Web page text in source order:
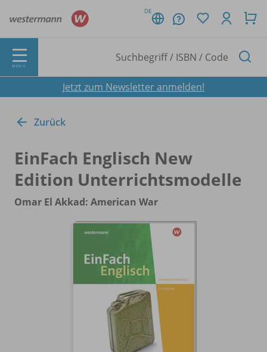
DE
MENÜ
Jetzt zum Newsletter anmelden!
Zurück
EinFach Englisch New
Edition Unterrichtsmodelle
Omar El Akkad: American War